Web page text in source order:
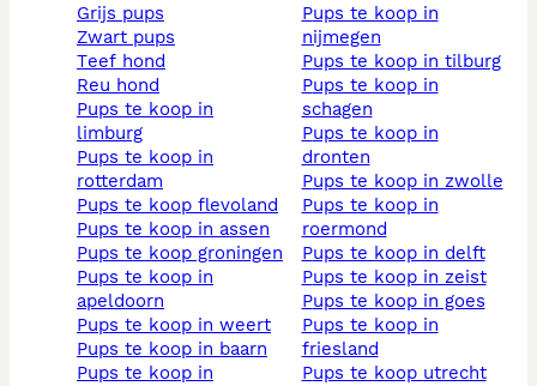
grijs pups
zwart pups
teef hond
reu hond
pups te koop in
limburg
pups te koop in
rotterdam
pups te koop flevoland
pups te koop in assen
pups te koop groningen
pups te koop in
apeldoorn
pups te koop in weert
pups te koop in baarn
pups te koop in
pups te koop in
nijmegen
pups te koop in tilburg
pups te koop in
schagen
pups te koop in
dronten
pups te koop in zwolle
pups te koop in
roermond
pups te koop in delft
pups te koop in zeist
pups te koop in goes
pups te koop in
friesland
pups te koop utrecht